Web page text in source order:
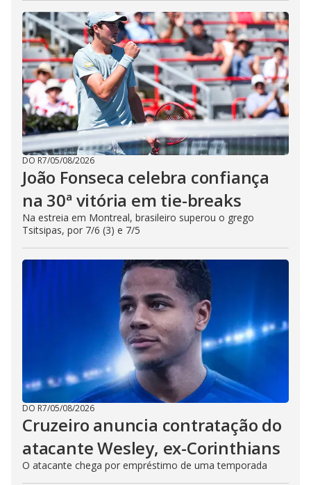
DO R7/05/08/2026
João Fonseca celebra confiança
na 30ª vitória em tie-breaks
Na estreia em Montreal, brasileiro superou o grego
Tsitsipas, por 7/6 (3) e 7/5
DO R7/05/08/2026
Cruzeiro anuncia contratação do
atacante Wesley, ex-Corinthians
O atacante chega por empréstimo de uma temporada